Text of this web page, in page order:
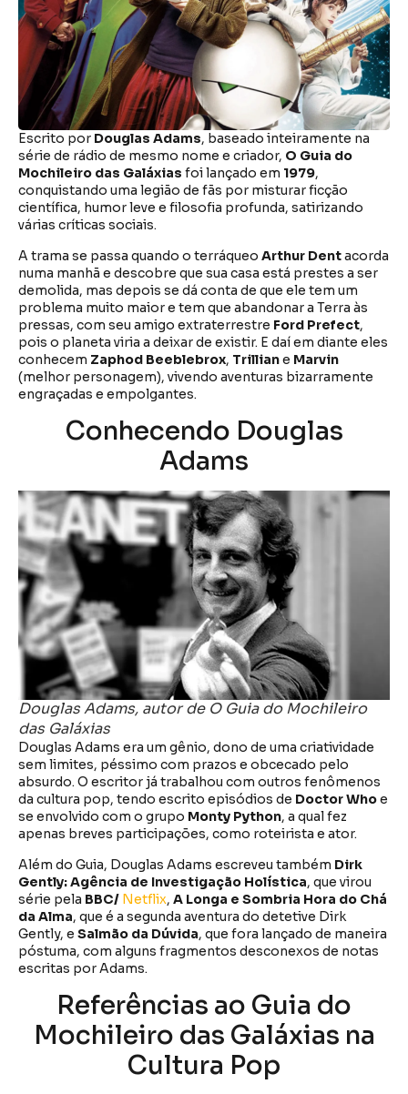
Escrito por Douglas Adams, baseado inteiramente na
série de rádio de mesmo nome e criador, O Guia do
Mochileiro das Galáxias foi lançado em 1979,
conquistando uma legião de fãs por misturar ficção
científica, humor leve e filosofia profunda, satirizando
várias críticas sociais.
A trama se passa quando o terráqueo Arthur Dentacorda
numa manhã e descobre que sua casa está prestes a ser
demolida, mas depois se dá conta de que ele tem um
problema muito maior e tem que abandonar a Terra às
pressas, com seu amigo extraterrestre Ford Prefect,
pois o planeta viria a deixar de existir. E daí em diante eles
conhecem Zaphod Beeblebrox, Trilliane Marvin
(melhor personagem), vivendo aventuras bizarramente
engraçadas e empolgantes.
Conhecendo Douglas
Adams
Douglas Adams, autor de O Guia do Mochileiro
das Galáxias
Douglas Adams era um gênio, dono de uma criatividade
sem limites, péssimo com prazos e obcecado pelo
absurdo. O escritor já trabalhou com outros fenômenos
da cultura pop, tendo escrito episódios de Doctor Whoe
se envolvido com o grupo Monty Python, a qual fez
apenas breves participações, como roteirista e ator.
Além do Guia, Douglas Adams escreveu também Dirk
Gently: Agência de Investigação Holística, que virou
série pela BBC/ Netflix, A Longa e Sombria Hora do Chá
da Alma, que é a segunda aventura do detetive Dirk
Gently, e Salmão da Dúvida, que fora lançado de maneira
póstuma, com alguns fragmentos desconexos de notas
escritas por Adams.
Referências ao Guia do
Mochileiro das Galáxias na
Cultura Pop